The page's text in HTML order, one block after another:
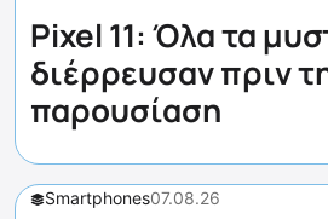
Pixel 11: Όλα τα
διέρρευσαν πριν
παρουσίαση
Smartphones07.08.26